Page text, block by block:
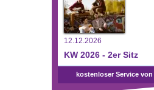
12.12.2026
KW 2026 - 2er Sitz
kostenloser Service von